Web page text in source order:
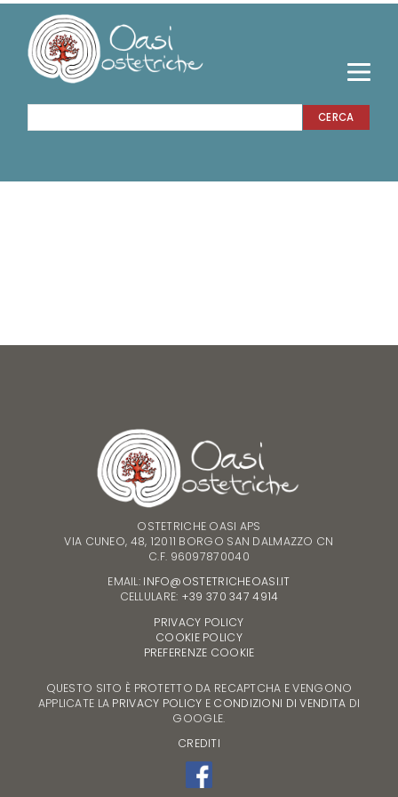
CERCA
OSTETRICHE OASI APS
VIA CUNEO, 48, 12011 BORGO SAN DALMAZZO CN
C.F. 96097870040
EMAIL: INFO@OSTETRICHEOASI.IT
CELLULARE: +39 370 347 4914
PRIVACY POLICY
COOKIE POLICY
PREFERENZE COOKIE
QUESTO SITO È PROTETTO DA RECAPTCHA E VENGONO
APPLICATE LA PRIVACY POLICY E CONDIZIONI DI VENDITA DI
GOOGLE.
CREDITI